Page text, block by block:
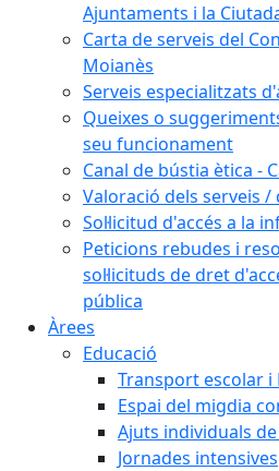
Ajuntaments i la
Carta de serveis del
Moianès
Serveis especialitzats
Queixes o
seu funcionament
Canal de bústia ètica -
Valoració dels serveis /
Sol·licitud d'accés a la
Peticions rebudes i
sol·licituds de dret
pública
Àrees
Educació
Transport escolar
Espai del migdia
Ajuts individuals
Jornades intensives